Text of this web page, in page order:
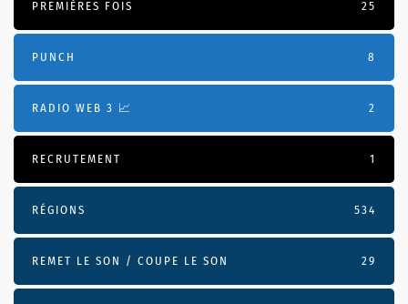
PREMIÈRES FOIS 25
PUNCH 8
RADIO WEB 3 📈 2
RECRUTEMENT 1
RÉGIONS 534
REMET LE SON / COUPE LE SON 29